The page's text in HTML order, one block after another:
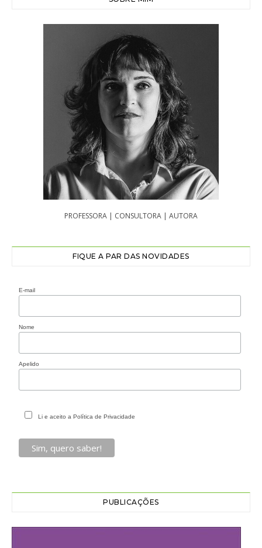
PROFESSORA | CONSULTORA | AUTORA
FIQUE A PAR DAS NOVIDADES
E-mail
Nome
Apelido
Li e aceito a Política de Privacidade
PUBLICAÇÕES